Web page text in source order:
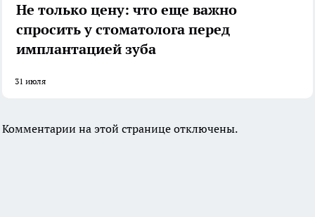
Не только цену: что еще важно
спросить у стоматолога перед
имплантацией зуба
31 июля
Комментарии на этой странице отключены.